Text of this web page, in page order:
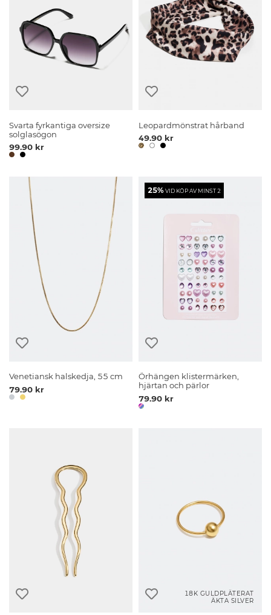
Svarta fyrkantiga oversize
solglasögon
99.90 kr
Leopardmönstrat hårband
49.90 kr
Venetiansk halskedja, 55 cm
79.90 kr
25%VID KÖP AV MINST 2
Örhängen klistermärken,
hjärtan och pärlor
79.90 kr
18K GULDPLÄTERAT
ÄKTA SILVER